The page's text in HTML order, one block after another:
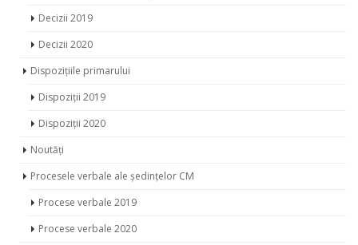
Decizii 2019
Decizii 2020
Dispozițiile primarului
Dispoziții 2019
Dispoziții 2020
Noutăți
Procesele verbale ale ședințelor CM
Procese verbale 2019
Procese verbale 2020